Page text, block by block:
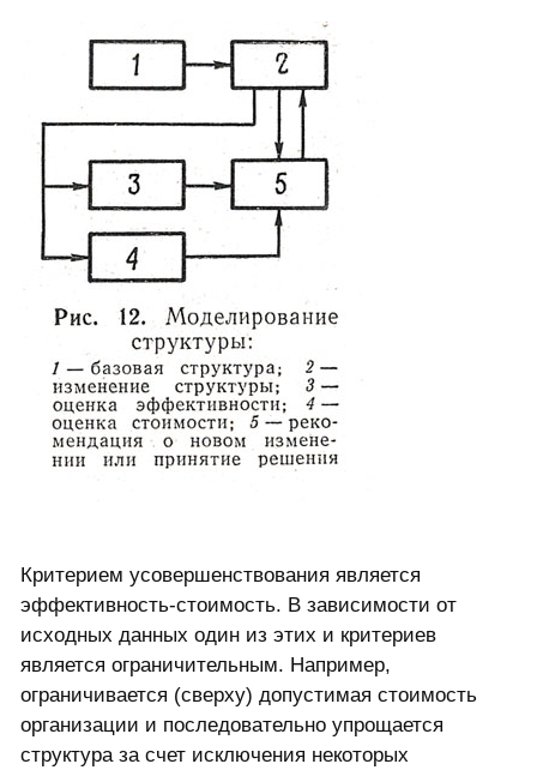
Критерием усовершенствования является
эффективность-стоимость. В зависимости от
исходных данных один из этих и критериев
является ограничительным. Например,
ограничивается (сверху) допустимая стоимость
организации и последовательно упрощается
структура за счет исключения некоторых